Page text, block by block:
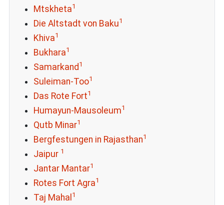
Mtskheta1
Die Altstadt von Baku1
Khiva1
Bukhara1
Samarkand 1
Suleiman-Too1
Das Rote Fort1
Humayun-Mausoleum1
Qutb Minar1
Bergfestungen in Rajasthan1
Jaipur 1
Jantar Mantar1
Rotes Fort Agra1
Taj Mahal 1